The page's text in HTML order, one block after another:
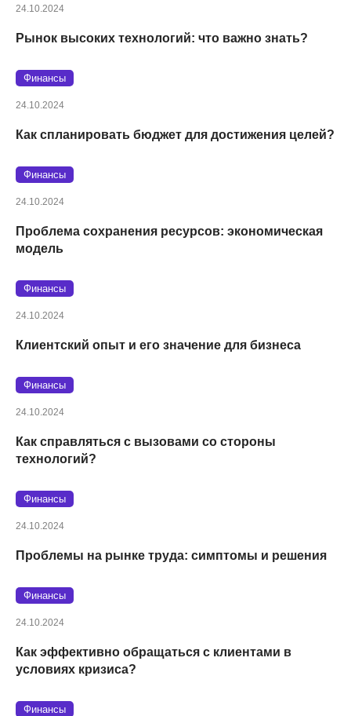
24.10.2024
Рынок высоких технологий: что важно знать?
Финансы
24.10.2024
Как спланировать бюджет для достижения целей?
Финансы
24.10.2024
Проблема сохранения ресурсов: экономическая
модель
Финансы
24.10.2024
Клиентский опыт и его значение для бизнеса
Финансы
24.10.2024
Как справляться с вызовами со стороны
технологий?
Финансы
24.10.2024
Проблемы на рынке труда: симптомы и решения
Финансы
24.10.2024
Как эффективно обращаться с клиентами в
условиях кризиса?
Финансы